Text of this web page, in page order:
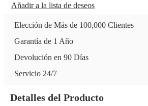
Añadir a la lista de deseos
Elección de Más de 100,000 Clientes
Garantía de 1 Año
Devolución en 90 Días
Servicio 24/7
Detalles del Producto